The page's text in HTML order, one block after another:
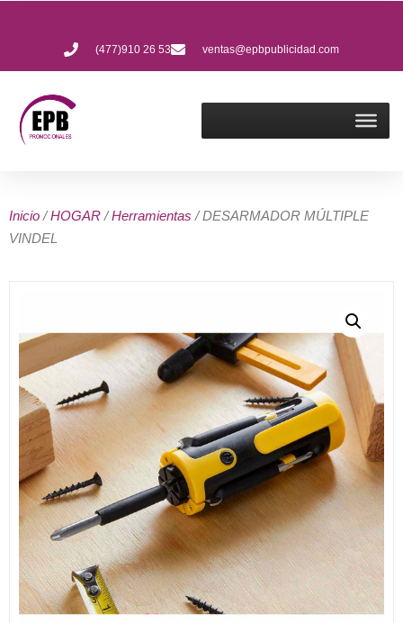
(477)910 26 53 ventas@epbpublicidad.com
Inicio /HOGAR /Herramientas / DESARMADOR MÚLTIPLE
VINDEL